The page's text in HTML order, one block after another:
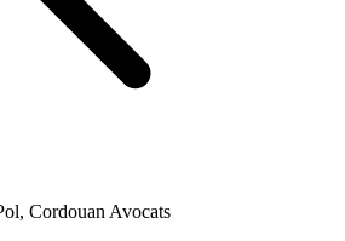
Cordouan Avocats